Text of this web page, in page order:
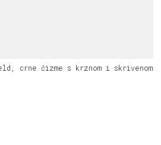
crne čizme s krznom i skrivenom